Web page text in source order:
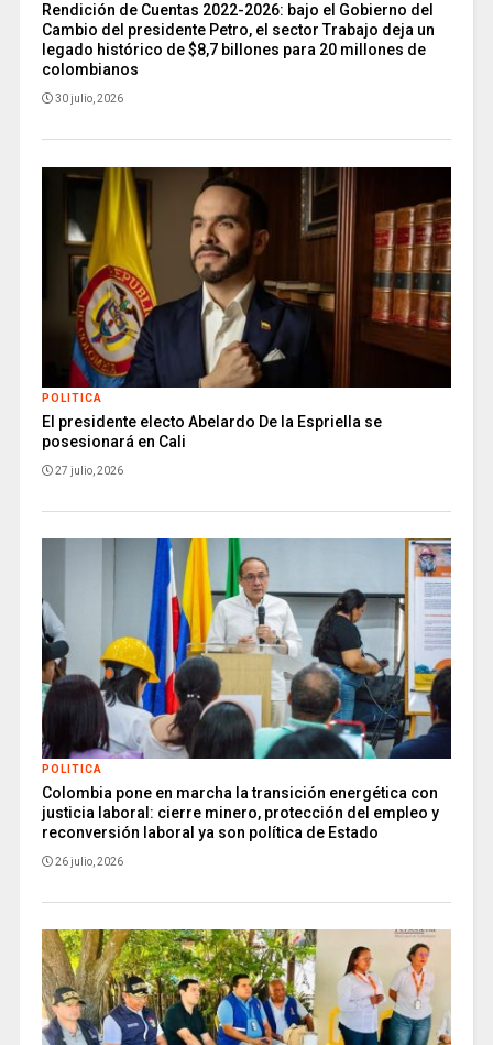
Rendición de Cuentas 2022-2026: bajo el Gobierno del
Cambio del presidente Petro, el sector Trabajo deja un
legado histórico de $8,7 billones para 20 millones de
colombianos
30 julio, 2026
POLITICA
El presidente electo Abelardo De la Espriella se
posesionará en Cali
27 julio, 2026
POLITICA
Colombia pone en marcha la transición energética con
justicia laboral: cierre minero, protección del empleo y
reconversión laboral ya son política de Estado
26 julio, 2026